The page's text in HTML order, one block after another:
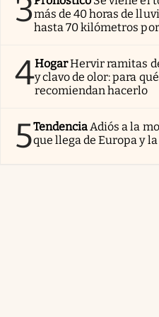
3más de 40 horas de
hasta 70 kilómetros
4HogarHervir ramitas
y clavo de olor: para
recomiendan hacerlo
5TendenciaAdiós a la
que llega de Europa y